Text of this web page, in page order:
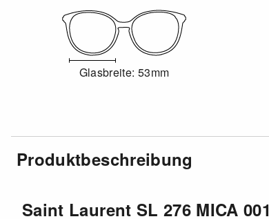
Glasbreite: 53mm
Produktbeschreibung
Saint Laurent SL 276 MICA 001